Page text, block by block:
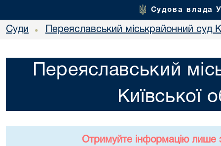
Судова влада
Суди • Переяславський міськрайонний суд
Переяславський
Київської
Отримуйте інформацію лише